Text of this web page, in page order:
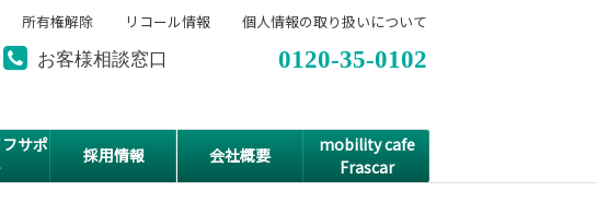
お客様相談窓口 0120-35-0102
サポ
採用情報 会社概要
mobility cafe
Frascar
所有権解除 リコール情報 個人情報の取り扱いについて